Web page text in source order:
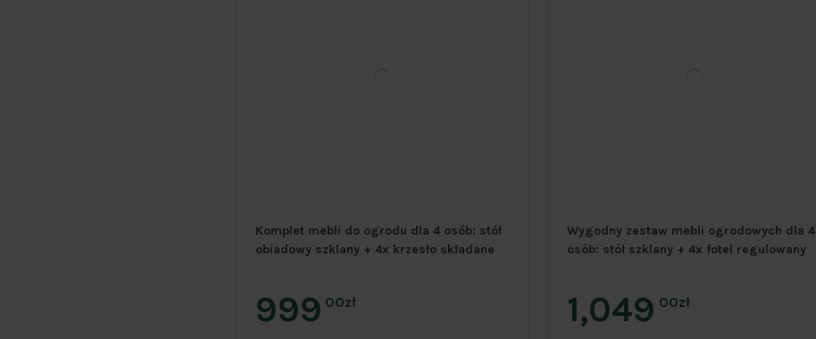
Komplet mebli do ogrodu dla 4 osób: stół
obiadowy szklany + 4x krzesło składane
999 00zł
Wygodny zestaw mebli ogrodowych dla 4
osób: stół szklany + 4x fotel regulowany
1,049 00zł